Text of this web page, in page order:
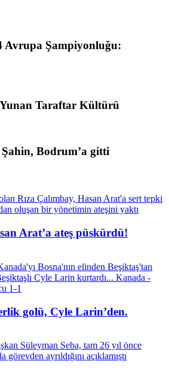
Avrupa Şampiyonluğu:
Yunan Taraftar Kültürü
Bodrum’a gitti
Arat’a ateş püskürdü!
golü, Cyle Larin’den.